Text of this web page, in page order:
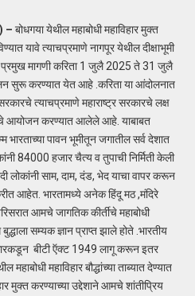
– बोधगया येथील महाबोधी महाविहार मुक्त
यावे त्याचप्रमाणे नागपूर येथील दीक्षाभूमी
प्रमुख मागणी करिता 1 जुलै 2025 ते 31 जुलै
सुरू करण्यात येत आहे .करिता या आंदोलनात
त्याचप्रमाणे महाराष्ट्र सरकारचे लक्ष
आयोजन करण्यात आलेले आहे. याबाबत
भारताच्या पावन भूमीतून जगातील सर्व देशात
84000 हजार चैत्य व तुपाची निर्मिती केली
लोकांनी साम, दाम, दंड, भेद याचा वापर करून
आहेत. भारतामध्ये अनेक हिंदू मठ ,मंदिरे
आमचे जागतिक कीर्तीचे महाबोधी
बुद्धाला सम्यक ज्ञान प्राप्त झाले होते .भारतीय
बीटी ऍक्ट 1949 लागू करून इतर
महाबोधी महाविहार बौद्धांच्या ताब्यात देण्यात
मुक्त करण्याच्या उद्देशाने आमचे शांतीप्रिय